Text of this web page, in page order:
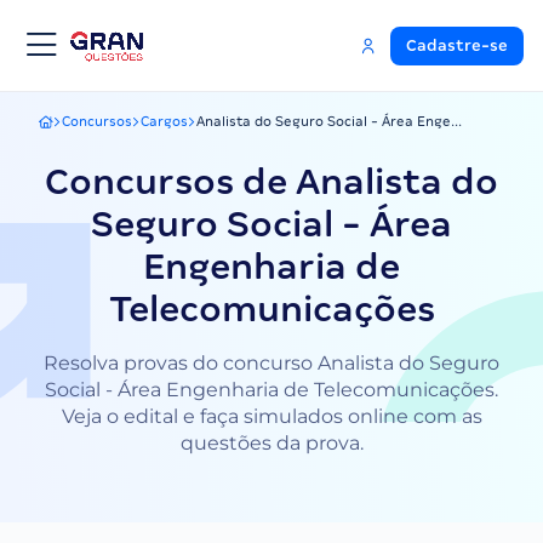
Cadastre-se
Gran Questões
Concursos Cargos Analista do Seguro Social - Área Enge...
Concursos de Analista do
Seguro Social - Área
Engenharia de
Telecomunicações
Resolva provas do concurso Analista do Seguro
Social - Área Engenharia de Telecomunicações.
Veja o edital e faça simulados online com as
questões da prova.